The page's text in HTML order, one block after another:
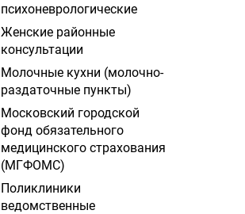
психоневрологические
Женские районные
консультации
Молочные кухни (молочно-
раздаточные пункты)
Московский городской
фонд обязательного
медицинского страхования
(МГФОМС)
Поликлиники
ведомственные